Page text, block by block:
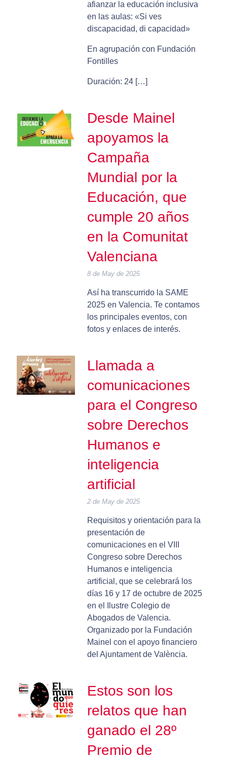
afianzar la educación inclusiva
en las aulas: «Si ves
discapacidad, di capacidad»
En agrupación con Fundación
Fontilles
Duración: 24 […]
Desde Mainel
apoyamos la
Campaña
Mundial por la
Educación, que
cumple 20 años
en la Comunitat
Valenciana
8 de May de 2025
Así ha transcurrido la SAME
2025 en Valencia. Te contamos
los principales eventos, con
fotos y enlaces de interés.
Llamada a
comunicaciones
para el Congreso
sobre Derechos
Humanos e
inteligencia
artificial
2 de May de 2025
Requisitos y orientación para la
presentación de
comunicaciones en el VIII
Congreso sobre Derechos
Humanos e inteligencia
artificial, que se celebrará los
días 16 y 17 de octubre de 2025
en el Ilustre Colegio de
Abogados de Valencia.
Organizado por la Fundación
Mainel con el apoyo financiero
del Ajuntament de València.
Estos son los
relatos que han
ganado el 28º
Premio de